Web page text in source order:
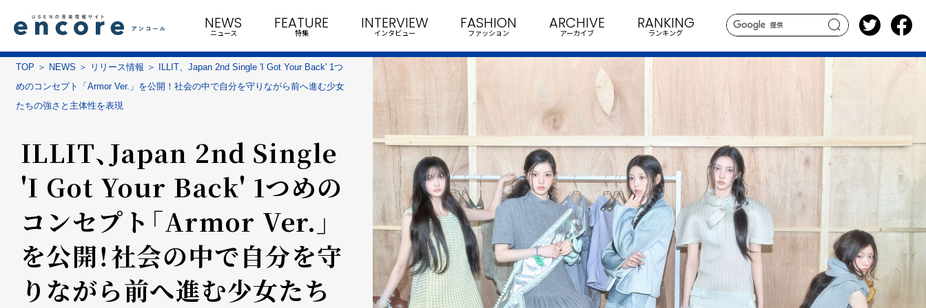
search
NEWS
ニュース
FEATURE
特集
INTERVIEW
インタビュー
FASHION
ファッション
ARCHIVE
アーカイブ
RANKING
ランキング
TOP NEWS リリース情報
ILLIT、Japan 2nd Single 'I Got Your Back' 1つ
めのコンセプト「Armor Ver.」を公開！社会の中で自分を守りながら前へ進む少女
たちの強さと主体性を表現
ILLIT、Japan 2nd Single
'I Got Your Back' 1つめの
コンセプト「Armor Ver.」
を公開！社会の中で自分を守
りながら前へ進む少女たち